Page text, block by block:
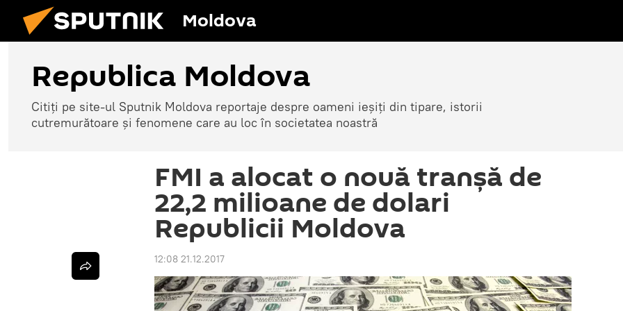
Moldova
Republica Moldova
Citiți pe site-ul Sputnik Moldova reportaje despre oameni ieșiți din tipare, istorii
cutremurătoare și fenomene care au loc în societatea noastră
FMI a alocat o nouă tranșă de
22,2 milioane de dolari
Republicii Moldova
12:08 21.12.2017